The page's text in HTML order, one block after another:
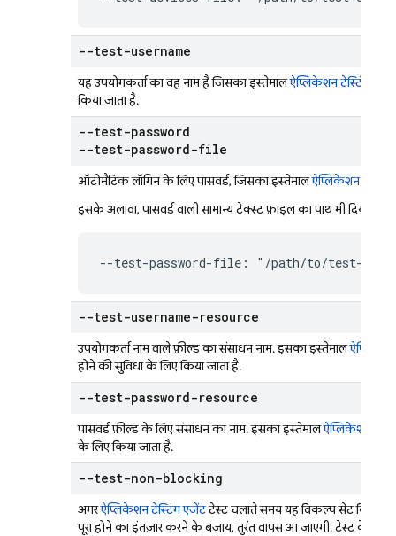
--test-username
यह उपयोगकर्ता का वह नाम है जिसका इस्तेमालऐप्लिकेशन टेस्टिंग एजेंट
किया जाता है.
--test-password
--test-password-file
ऑटोमैटिक लॉगिन के लिए पासवर्ड, जिसका इस्तेमालऐप्लिकेशन
इसके अलावा, पासवर्ड वाली सामान्य टेक्स्ट फ़ाइल का पाथ भी दिया जा
--test-password-file: "/path/to/test-
--test-username-resource
उपयोगकर्ता नाम वाले फ़ील्ड का संसाधन नाम. इसका इस्तेमाल
होने की सुविधा के लिए किया जाता है.
--test-password-resource
पासवर्ड फ़ील्ड के लिए संसाधन का नाम. इसका इस्तेमालऐप्लिकेशन
के लिए किया जाता है.
--test-non-blocking
अगरऐप्लिकेशन टेस्टिंग एजेंटटेस्ट चलाते समय यह विकल्प सेट किया
पूरा होने का इंतज़ार करने के बजाय, तुरंत वापस आ जाएगी. टेस्ट के